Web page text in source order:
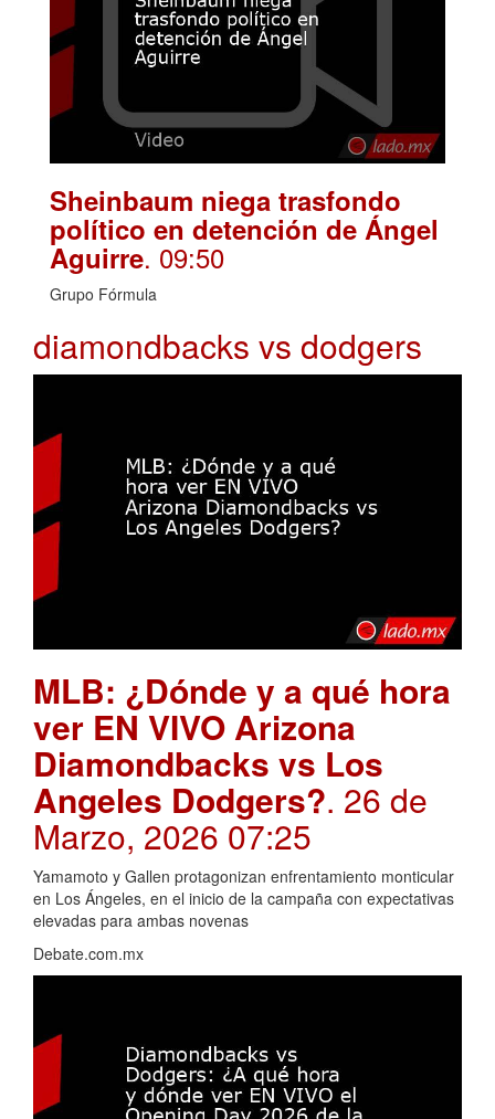
Sheinbaum niega trasfondo
político en detención de Ángel
Aguirre. 09:50
Grupo Fórmula
diamondbacks vs dodgers
MLB: ¿Dónde y a qué hora
ver EN VIVO Arizona
Diamondbacks vs Los
Angeles Dodgers?. 26 de
Marzo, 2026 07:25
Yamamoto y Gallen protagonizan enfrentamiento monticular
en Los Ángeles, en el inicio de la campaña con expectativas
elevadas para ambas novenas
Debate.com.mx